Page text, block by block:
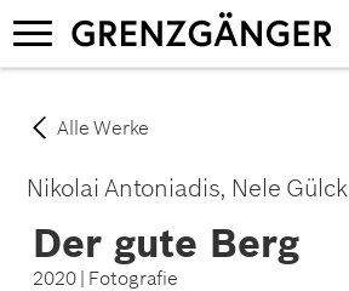
Direkt
zum
Inhalt
Navigation
aktivieren/deaktivieren
Alle Werke
Nikolai Antoniadis Nele Gülck
Der gute Berg
2020 | Fotografie